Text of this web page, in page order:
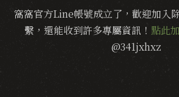
窩窩官方Line帳號成立了，歡迎加入
繫，還能收到許多專屬資訊！ 點此
@341jxhxz